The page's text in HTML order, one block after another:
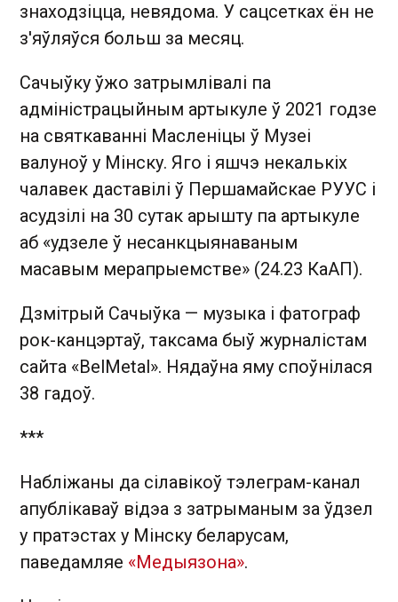
знаходзіцца, невядома. У сацсетках ён не
з'яўляўся больш за месяц.
Сачыўку ўжо затрымлівалі па
адміністрацыйным артыкуле ў 2021 годзе
на святкаванні Масленіцы ў Музеі
валуноў у Мінску. Яго і яшчэ некалькіх
чалавек даставілі ў Першамайскае РУУС і
асудзілі на 30 сутак арышту па артыкуле
аб «удзеле ў несанкцыянаваным
масавым мерапрыемстве» (24.23 КаАП).
Дзмітрый Сачыўка — музыка і фатограф
рок-канцэртаў, таксама быў журналістам
сайта «BelMetal». Нядаўна яму споўнілася
38 гадоў.
***
Набліжаны да сілавікоў тэлеграм-канал
апублікаваў відэа з затрыманым за ўдзел
у пратэстах у Мінску беларусам,
паведамляе «Медыязона».